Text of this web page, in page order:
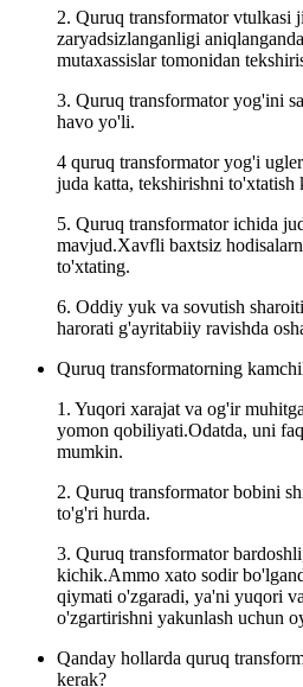
2. Quruq transformator vtulkasi
zaryadsizlanganligi
mutaxassislar tomonidan
3. Quruq transformator yog'ini
havo yo'li.
4 quruq transformator yog'i
juda katta, tekshirishni to'xtatish
5. Quruq transformator ichida
mavjud.Xavfli baxtsiz
to'xtating.
6. Oddiy yuk va sovutish
harorati g'ayritabiiy ravishda
Quruq transformatorning
1. Yuqori xarajat va og'ir
yomon qobiliyati.Odatda, uni
mumkin.
2. Quruq transformator bobini
to'g'ri hurda.
3. Quruq transformator
kichik.Ammo xato sodir
qiymati o'zgaradi, ya'ni yuqori
o'zgartirishni yakunlash uchun
Qanday hollarda quruq
kerak?